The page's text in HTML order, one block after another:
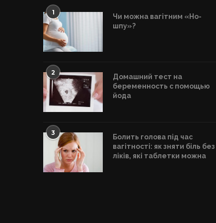
1
Чи можна вагітним «Но-
шпу»?
2
Домашний тест на
беременность с помощью
йода
3
Болить голова під час
вагітності: як зняти біль без
ліків, які таблетки можна